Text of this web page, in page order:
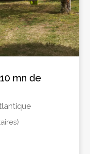
mn de